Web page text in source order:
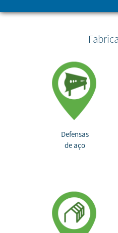
Defensas
de aço